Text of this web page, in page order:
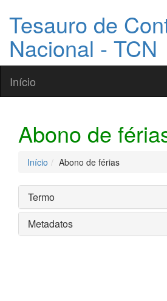
Tesauro de
Nacional - TCN
Início
Abono de
Início Abono de férias
Termo
Metadatos